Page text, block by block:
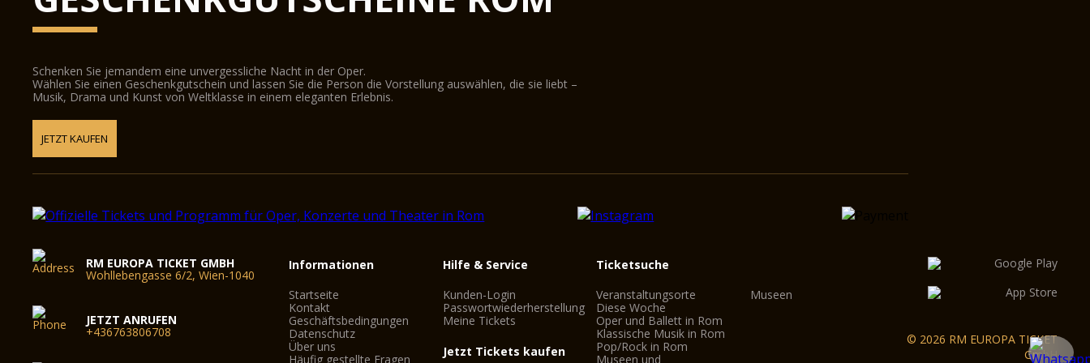
Schenken Sie jemandem eine unvergessliche Nacht in der Oper.
Wählen Sie einen Geschenkgutschein und lassen Sie die Person die Vorstellung auswählen, die sie liebt –
Musik, Drama und Kunst von Weltklasse in einem eleganten Erlebnis.
JETZT KAUFEN
RM EUROPA TICKET GMBH
Wohllebengasse 6/2, Wien-1040
JETZT ANRUFEN
+436763806708
Informationen
Startseite
Kontakt
Geschäftsbedingungen
Datenschutz
Über uns
Häufig gestellte Fragen
Hilfe & Service
Kunden-Login
Passwortwiederherstellung
Meine Tickets
Jetzt Tickets kaufen
Ticketsuche
Veranstaltungsorte
Diese Woche
Oper und Ballett in Rom
Klassische Musik in Rom
Pop/Rock in Rom
Museen und
Museen
© 2026 RM EUROPA TICKET
GmbH